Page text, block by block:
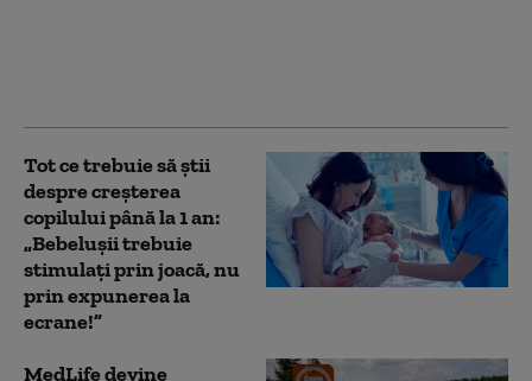
Tot ce trebuie să știi
despre creșterea
copilului până la 1 an:
„Bebelușii trebuie
stimulați prin joacă, nu
prin expunerea la
ecrane!”
MedLife devine